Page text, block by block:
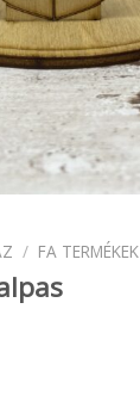
/ FA TERMÉKEK